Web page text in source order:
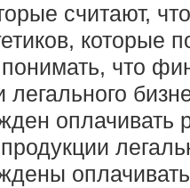
считают,
которые
что
легального
оплачивать